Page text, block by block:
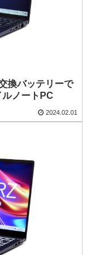
換バッテリーで
ルノートPC
2024.02.01